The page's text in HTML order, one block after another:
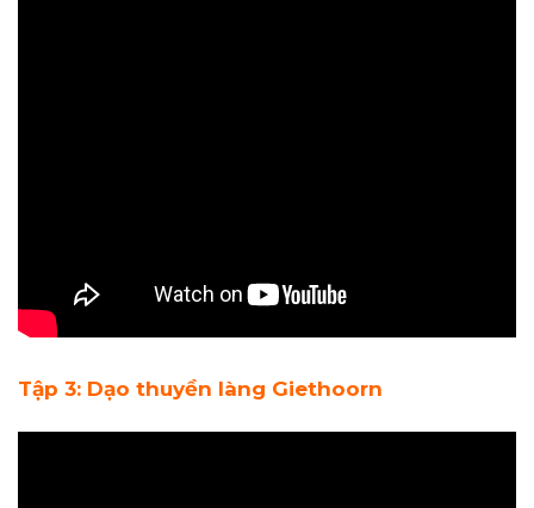
Tập 3: Dạo thuyền làng Giethoorn